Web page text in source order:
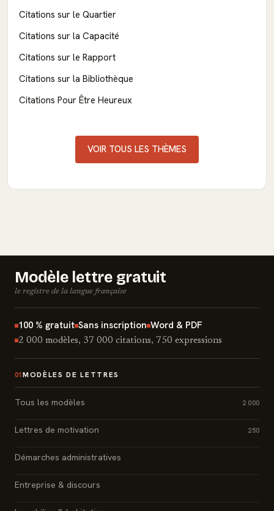
Citations sur le Quartier
Citations sur la Capacité
Citations sur le Rapport
Citations sur la Bibliothèque
Citations Pour Être Heureux
VOIR TOUS LES THÈMES
Modèle lettre gratuit
le registre de la langue française
100 % gratuit Sans inscription Word & PDF
2 000 modèles, 37 000 citations, 750 expressions
01 MODÈLES DE LETTRES
Tous les modèles 2 000
Lettres de motivation 250
Démarches administratives
Entreprise & discours